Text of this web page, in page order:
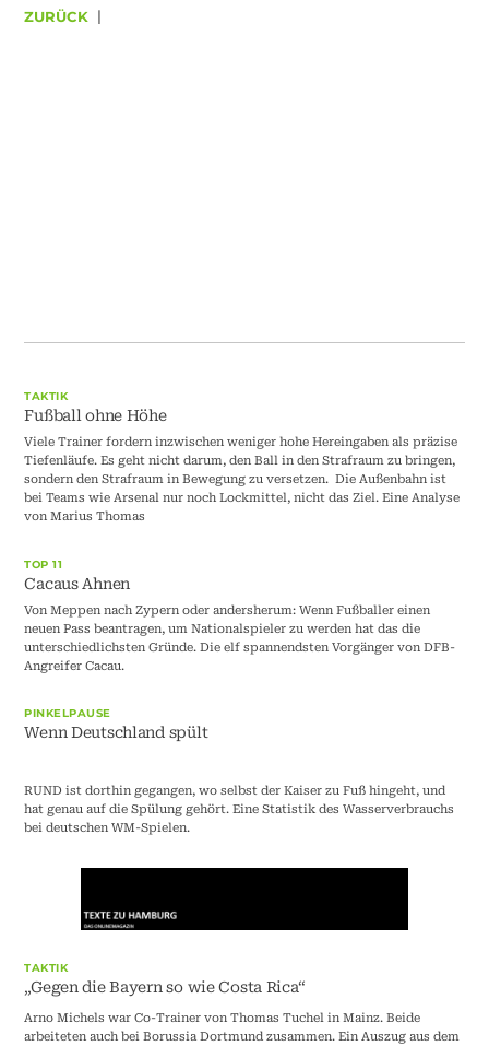
ZURÜCK |
TAKTIK
Fußball ohne Höhe
Viele Trainer fordern inzwischen weniger hohe Hereingaben als präzise
Tiefenläufe. Es geht nicht darum, den Ball in den Strafraum zu bringen,
sondern den Strafraum in Bewegung zu versetzen. Die Außenbahn ist
bei Teams wie Arsenal nur noch Lockmittel, nicht das Ziel. Eine Analyse
von Marius Thomas
TOP 11
Cacaus Ahnen
Von Meppen nach Zypern oder andersherum: Wenn Fußballer einen
neuen Pass beantragen, um Nationalspieler zu werden hat das die
unterschiedlichsten Gründe. Die elf spannendsten Vorgänger von DFB-
Angreifer Cacau.
PINKELPAUSE
Wenn Deutschland spült
RUND ist dorthin gegangen, wo selbst der Kaiser zu Fuß hingeht, und
hat genau auf die Spülung gehört. Eine Statistik des Wasserverbrauchs
bei deutschen WM-Spielen.
TAKTIK
„Gegen die Bayern so wie Costa Rica“
Arno Michels war Co-Trainer von Thomas Tuchel in Mainz. Beide
arbeiteten auch bei Borussia Dortmund zusammen. Ein Auszug aus dem